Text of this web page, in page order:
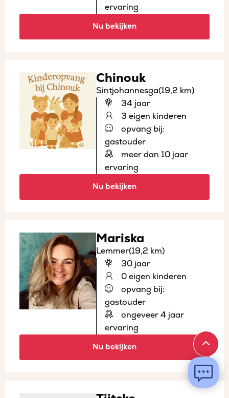
ervaring
Nu bekijken
Chinouk
Sintjohannesga(19,2 km)
34 jaar
3 eigen kinderen
opvang bij:
gastouder
meer dan 10 jaar
ervaring
Nu bekijken
Mariska
Lemmer(19,2 km)
30 jaar
0 eigen kinderen
opvang bij:
gastouder
ongeveer 4 jaar
ervaring
Nu bekijken